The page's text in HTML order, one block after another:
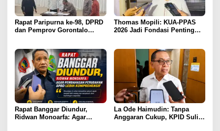
Rapat Paripurna ke-98, DPRD
dan Pemprov Gorontalo
Thomas Mopili: KUA-PPAS
2026 Jadi Fondasi Penting
Rapat Banggar Diundur,
Ridwan Monoarfa: Agar
La Ode Haimudin: Tanpa
Anggaran Cukup, KPID Sulit